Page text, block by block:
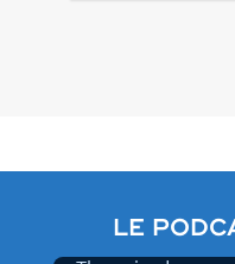
LE